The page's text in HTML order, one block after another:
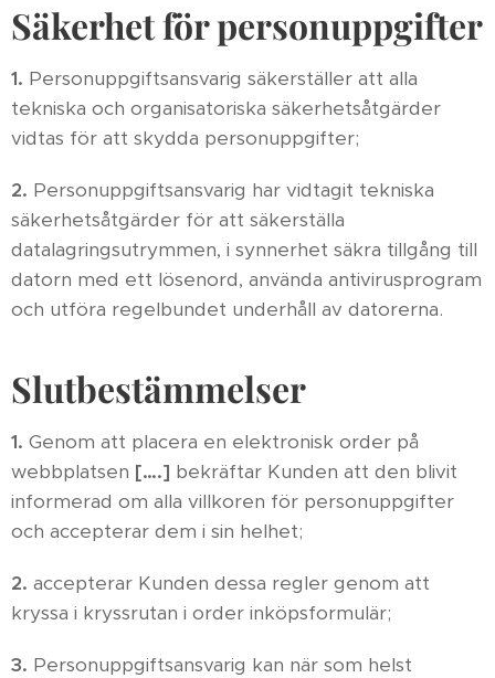
Säkerhet för personuppgifter
1. Personuppgiftsansvarig säkerställer att alla
tekniska och organisatoriska säkerhetsåtgärder
vidtas för att skydda personuppgifter;
2. Personuppgiftsansvarig har vidtagit tekniska
säkerhetsåtgärder för att säkerställa
datalagringsutrymmen, i synnerhet säkra tillgång till
datorn med ett lösenord, använda antivirusprogram
och utföra regelbundet underhåll av datorerna.
Slutbestämmelser
1. Genom att placera en elektronisk order på
webbplatsen [….] bekräftar Kunden att den blivit
informerad om alla villkoren för personuppgifter
och accepterar dem i sin helhet;
2. accepterar Kunden dessa regler genom att
kryssa i kryssrutan i order inköpsformulär;
3. Personuppgiftsansvarig kan när som helst